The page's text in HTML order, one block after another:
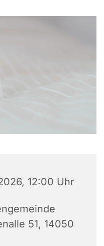
12:00 Uhr
51, 14050